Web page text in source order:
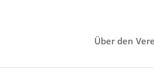
Über den